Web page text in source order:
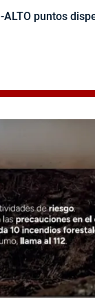
-ALTO puntos